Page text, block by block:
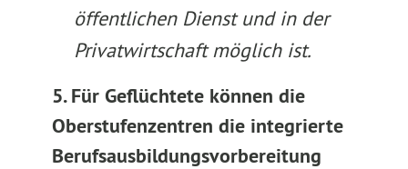
öffentlichen Dienst und in der
Privatwirtschaft möglich ist.
5. Für Geflüchtete können die
Oberstufenzentren die integrierte
Berufsausbildungsvorberei­tung